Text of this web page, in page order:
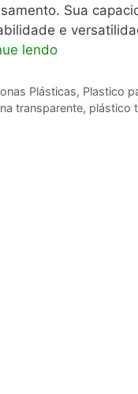
Sua
e
lendo
Plásticas, Plastico
transparente, plástico